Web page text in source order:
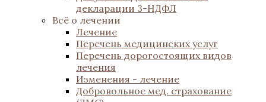
декларации 3-НДФЛ
Всё о лечении
Лечение
Перечень медицинских услуг
Перечень дорогостоящих видов
лечения
Изменения - лечение
Добровольное мед. страхование